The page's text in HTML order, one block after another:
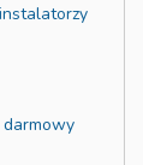
darmowy